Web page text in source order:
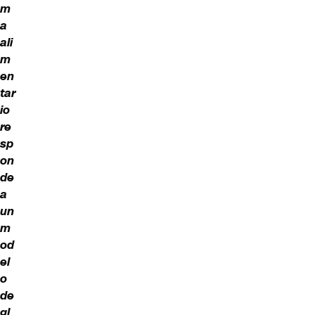
m
a
ali
m
en
tar
io
re
sp
on
de
a
un
m
od
el
o
de